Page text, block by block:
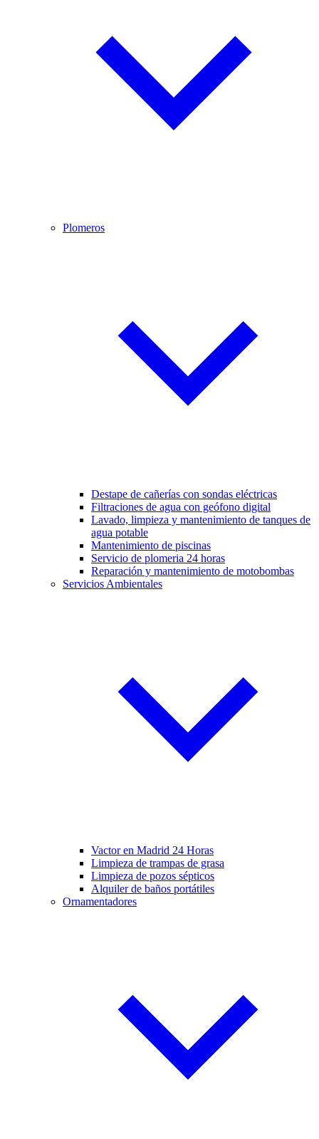
Plomeros
Destape de cañerías con sondas eléctricas
Filtraciones de agua con geófono digital
Lavado, limpieza y mantenimiento de tanques de
agua potable
Mantenimiento de piscinas
Servicio de plomeria 24 horas
Reparación y mantenimiento de motobombas
Servicios Ambientales
Vactor en Madrid 24 Horas
Limpieza de trampas de grasa
Limpieza de pozos sépticos
Alquiler de baños portátiles
Ornamentadores